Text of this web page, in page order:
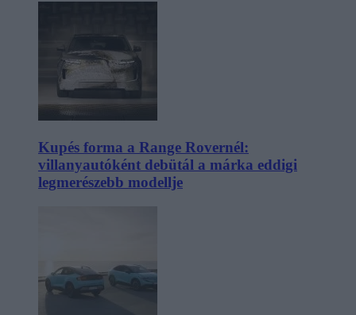
Kupés forma a Range Rovernél:
villanyautóként debütál a márka eddigi
legmerészebb modellje